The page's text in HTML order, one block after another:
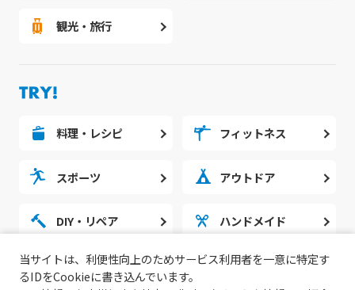
観光・旅行
料理・レシピ フィットネス
スポーツ アウトドア
DIY・リペア ハンドメイド
勉強・スタディ ノウハウ
当サイトは、利便性向上のためサービス利用者を一意に特定す
るIDをCookieに書き込んでいます。